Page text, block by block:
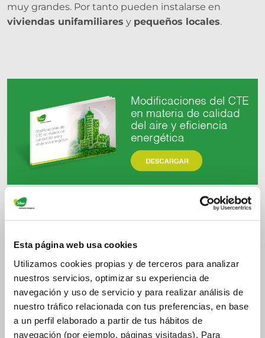
Esta página web usa cookies
Utilizamos cookies propias y de terceros para analizar
nuestros servicios, optimizar su experiencia de
navegación y uso de servicio y para realizar análisis de
nuestro tráfico relacionada con tus preferencias, en base
a un perfil elaborado a partir de tus hábitos de
navegación (por ejemplo, páginas visitadas). Para
muy grandes. Por tanto pueden instalarse en
viviendas unifamiliares y pequeños locales.